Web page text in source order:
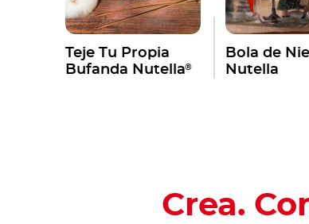
Teje Tu Propia
Bufanda Nutella®
Bola de
Nutella
Crea.